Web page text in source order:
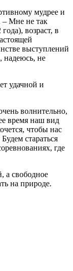
мудрее и
– Мне не так
возраст, в
выступлений
надеюсь, не
удачной и
волнительно,
время наш вид
чтобы нас
стараться
где
а свободное
на природе.